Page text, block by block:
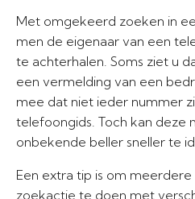
Met omgekeerd zoeken in
men de eigenaar van een
te achterhalen. Soms ziet u
een vermelding van een
mee dat niet ieder nummer
telefoongids. Toch kan deze
onbekende beller sneller te
Een extra tip is om
zoekactie te doen met